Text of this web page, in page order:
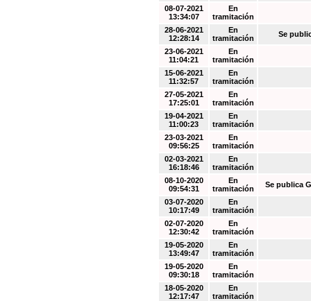
08-07-2021
13:34:07
En
tramitación
28-06-2021
12:28:14
En
tramitación
Se
23-06-2021
11:04:21
En
tramitación
15-06-2021
11:32:57
En
tramitación
27-05-2021
17:25:01
En
tramitación
19-04-2021
11:00:23
En
tramitación
23-03-2021
09:56:25
En
tramitación
02-03-2021
16:18:46
En
tramitación
08-10-2020
09:54:31
En
tramitación
Se publica
03-07-2020
10:17:49
En
tramitación
02-07-2020
12:30:42
En
tramitación
19-05-2020
13:49:47
En
tramitación
19-05-2020
09:30:18
En
tramitación
18-05-2020
12:17:47
En
tramitación